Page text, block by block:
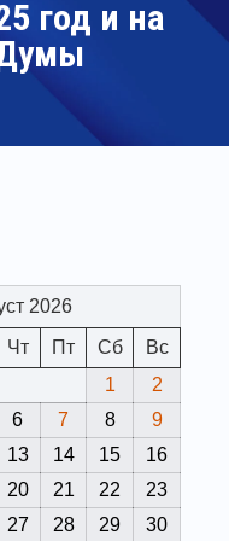
год и на
2026
Чт Пт Сб
Вс
1
2
6 7 8
9
13 14 15
16
20 21 22
23
27 28 29
30